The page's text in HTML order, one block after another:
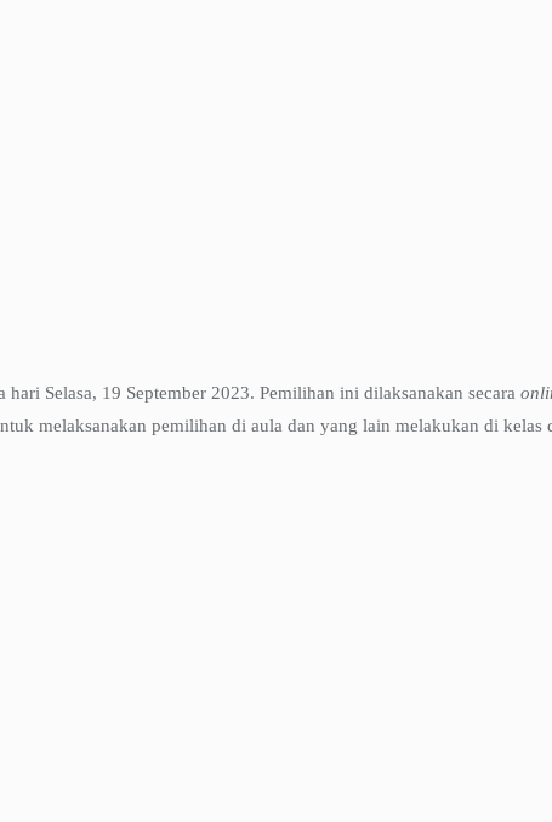
Selasa, 19 September 2023. Pemilihan ini dilaksanakan secara
melaksanakan pemilihan di aula dan yang lain melakukan di kelas